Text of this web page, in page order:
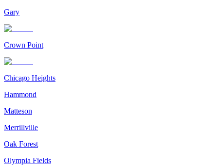
Gary
Crown Point
Chicago Heights
Hammond
Matteson
Merrillville
Oak Forest
Olympia Fields